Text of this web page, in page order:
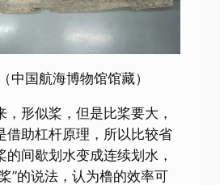
中国航海博物馆馆藏）
形似桨，但是比桨要大，
借助杠杆原理，所以比较省
的间歇划水变成连续划水，
”的说法，认为橹的效率可